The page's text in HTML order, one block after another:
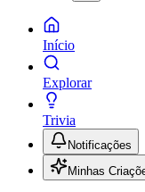
Início
Explorar
Trivia
Notificações
Minhas